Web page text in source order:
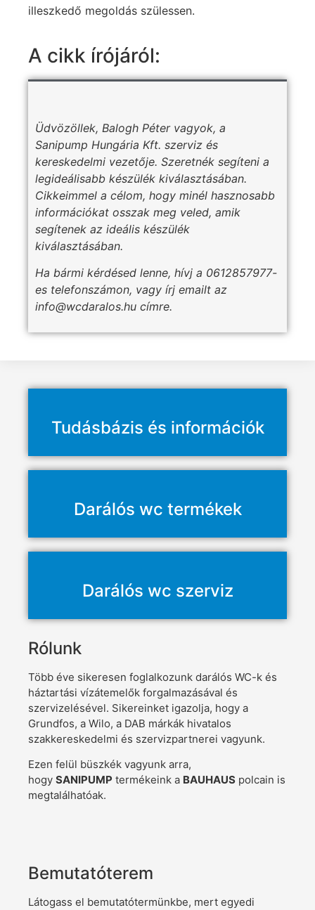
illeszkedő megoldás szülessen.
A cikk írójáról:
Üdvözöllek, Balogh Péter vagyok, a
Sanipump Hungária Kft. szerviz és
kereskedelmi vezetője. Szeretnék segíteni a
legideálisabb készülék kiválasztásában.
Cikkeimmel a célom, hogy minél hasznosabb
információkat osszak meg veled, amik
segítenek az ideális készülék
kiválasztásában.
Ha bármi kérdésed lenne, hívj a 0612857977-
es telefonszámon, vagy írj emailt az
info@wcdaralos.hu címre.
Tudásbázis és információk
Darálós wc termékek
Darálós wc szerviz
Rólunk
Több éve sikeresen foglalkozunk darálós WC-k és
háztartási vízátemelők forgalmazásával és
szervizelésével. Sikereinket igazolja, hogy a
Grundfos, a Wilo, a DAB márkák hivatalos
szakkereskedelmi és szervizpartnerei vagyunk.
Ezen felül büszkék vagyunk arra,
hogy SANIPUMP termékeink a BAUHAUS polcain is
megtalálhatóak.
Bemutatóterem
Látogass el bemutatótermünkbe, mert egyedi